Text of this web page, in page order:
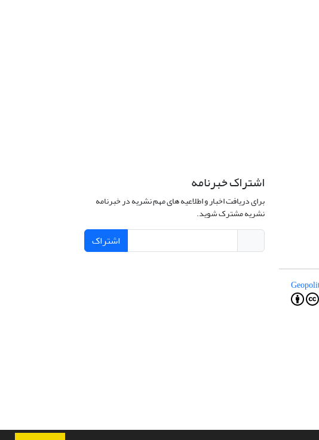
اشتراک خبرنامه
برای دریافت اخبار و اطلاعیه های مهم نشریه در خبرنامه
نشریه مشترک شوید.
اشتراک